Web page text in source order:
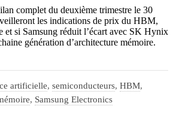
complet du deuxième trimestre le 30
les indications de prix du HBM,
et si Samsung réduit l’écart avec SK Hynix
génération d’architecture mémoire.
artificielle, semiconducteurs, HBM,
, Samsung Electronics